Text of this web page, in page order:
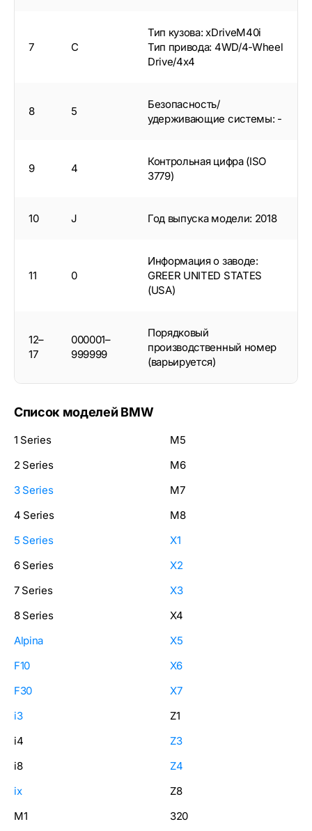
7 C
Тип кузова: xDriveM40i
Тип привода: 4WD/4-Wheel
Drive/4x4
8 5
Безопасность/
удерживающие системы: -
9 4
Контрольная цифра (ISO
3779)
10 J Год выпуска модели: 2018
11 0
Информация о заводе:
GREER UNITED STATES
(USA)
12–
17
000001–
999999
Порядковый
производственный номер
(варьируется)
Список моделей BMW
1 Series
2 Series
3 Series
4 Series
5 Series
6 Series
7 Series
8 Series
Alpina
F10
F30
i3
i4
i8
ix
M1
M5
M6
M7
M8
X1
X2
X3
X4
X5
X6
X7
Z1
Z3
Z4
Z8
320